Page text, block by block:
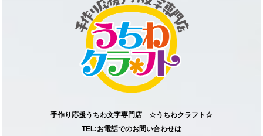
手作り応援うちわ文字専門店 ☆うちわクラフト☆
TEL:お電話でのお問い合わせは